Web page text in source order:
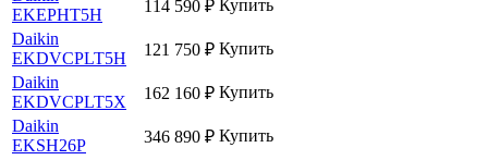
EKEPHT5H
114 590 ₽ Купить
Daikin
EKDVCPLT5H
121 750 ₽ Купить
Daikin
EKDVCPLT5X
162 160 ₽ Купить
Daikin
EKSH26P
346 890 ₽ Купить